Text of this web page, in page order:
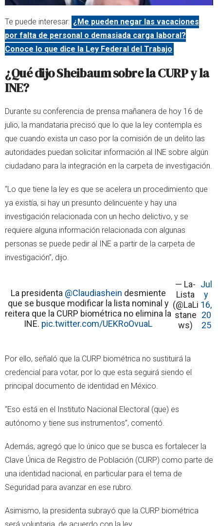
Te puede interesar: ¿Me pueden negar las vacaciones
por falta de personal o demasiada carga laboral?
Conoce lo que dice la Ley Federal del Trabajo
¿Qué dijo Sheibaum sobre la CURP y la
INE?
Durante su conferencia de prensa mañanera de hoy 16 de
julio, la mandataria precisó que lo que la ley contempla es
que cuando exista un caso por la comisión de un delito las
autoridades puedan solicitar información al INE sobre algún
ciudadano para la integración en la carpeta de investigación.
“Lo que tiene la ley es que se acelera un procedimiento que
ya existía, si hay un presunto delincuente y hay una
investigación relacionada con un hecho delictivo, y se
requiere alguna información relacionada con algunas
personas se puede pedir al INE a partir de la carpeta de
investigación”, dijo.
La presidenta @Claudiashein desmiente
que se busque modificar la lista nominal y
reitera que la CURP biométrica no elimina la
INE. pic.twitter.com/UEKRoOvuaL
— La-
Lista
(@LaLi
stane
ws)
Jul
y
16,
20
25
Por ello, señaló que la CURP biométrica no sustituirá la
credencial para votar, por lo que esta seguirá siendo el
principal documento de identidad en México.
“Eso está en el Instituto Nacional Electoral (que) es
autónomo y tiene sus instrumentos”, comentó.
Además, agregó que lo único que se busca es fortalecer la
Clave Única de Registro de Población (CURP) como parte de
una identidad nacional, en particular para el tema de
Seguridad para avanzar en ese rubro.
Asimismo, la presidenta subrayó que la CURP biométrica